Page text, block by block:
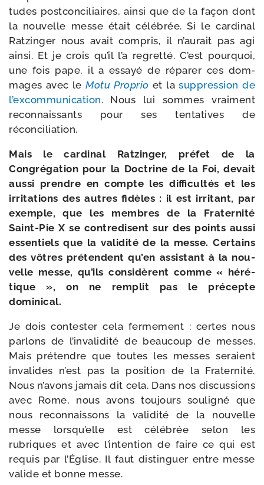
tudes post­con­ci­liaires, ain­si que de la façon dont
la nou­velle messe était célé­brée. Si le car­di­nal
Ratzinger nous avait com­pris, il n’au­rait pas agi
ain­si. Et je crois qu’il l’a regret­té. C’est pour­quoi,
une fois pape, il a essayé de répa­rer ces dom­
mages avec le Motu Proprio et lasup­pres­sion de
l’excommunication. Nous lui sommes vrai­ment
recon­nais­sants pour ses ten­ta­tives de
réconciliation.
Mais le car­di­nal Ratzinger, pré­fet de la
Congrégation pour la Doctrine de la Foi, devait
aus­si prendre en compte les dif­fi­cul­tés et les
irri­ta­tions des autres fidèles : il est irri­tant, par
exemple, que les membres de la Fraternité
Saint-​Pie X se contre­disent sur des points aus­si
essen­tiels que la vali­di­té de la messe. Certains
des vôtres pré­tendent qu’en assis­tant à la nou­
velle messe, qu’ils consi­dèrent comme « héré­
tique », on ne rem­plit pas le pré­cepte
dominical.
Je dois contes­ter cela fer­me­ment : certes nous
par­lons de l’invalidité de beau­coup de messes.
Mais pré­tendre que toutes les messes seraient
inva­lides n’est pas la posi­tion de la Fraternité.
Nous n’a­vons jamais dit cela. Dans nos dis­cus­sions
avec Rome, nous avons tou­jours sou­li­gné que
nous recon­nais­sons la vali­di­té de la nou­velle
messe lors­qu’elle est célé­brée selon les
rubriques et avec l’in­ten­tion de faire ce qui est
requis par l’Église. Il faut dis­tin­guer entre messe
valide et bonne messe.